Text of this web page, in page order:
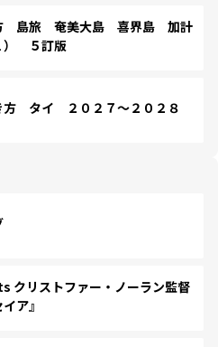
島旅 奄美大島 喜界島 加計
） ５訂版
方 タイ ２０２７～２０２８
クリストファー・ノーラン監督
ア』